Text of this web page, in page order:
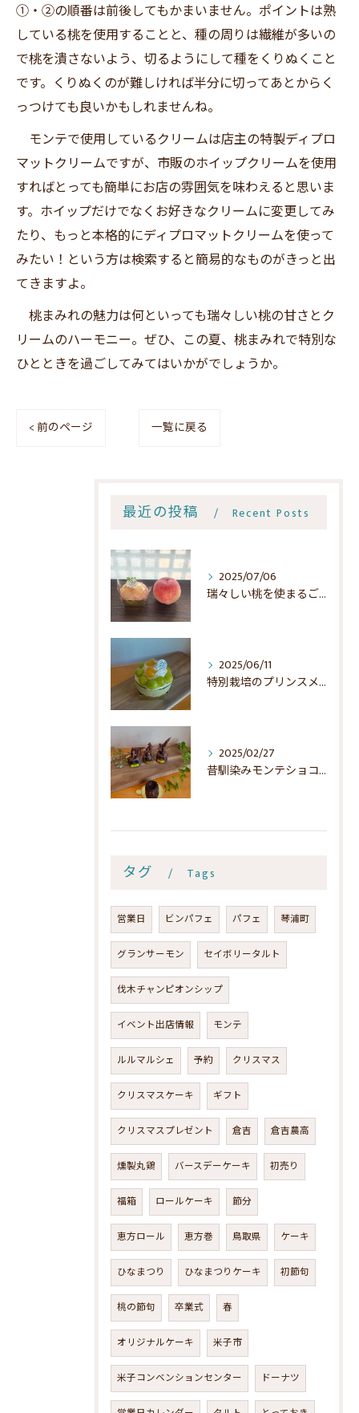
①・②の順番は前後してもかまいません。ポイントは熟
している桃を使用することと、種の周りは繊維が多いの
で桃を潰さないよう、切るようにして種をくりぬくこと
です。くりぬくのが難しければ半分に切ってあとからく
っつけても良いかもしれませんね。
モンテで使用しているクリームは店主の特製ディプロ
マットクリームですが、市販のホイップクリームを使用
すればとっても簡単にお店の雰囲気を味わえると思いま
す。ホイップだけでなくお好きなクリームに変更してみ
たり、もっと本格的にディプロマットクリームを使って
みたい！という方は検索すると簡易的なものがきっと出
てきますよ。
桃まみれの魅力は何といっても瑞々しい桃の甘さとク
リームのハーモニー。ぜひ、この夏、桃まみれで特別な
ひとときを過ごしてみてはいかがでしょうか。
< 前のページ 一覧に戻る
最近の投稿 Recent Posts
2025/07/06
瑞々しい桃を使まるごと１個使ったケーキの魅力
2025/06/11
特別栽培のプリンスメロンケーキ
2025/02/27
昔馴染みモンテショコラの魅力
タグ Tags
営業日 ビンパフェ パフェ 琴浦町
グランサーモン セイボリータルト
伐木チャンピオンシップ
イベント出店情報 モンテ
ルルマルシェ 予約 クリスマス
クリスマスケーキ ギフト
クリスマスプレゼント 倉吉 倉吉農高
燻製丸鶏 バースデーケーキ 初売り
福箱 ロールケーキ 節分
恵方ロール 恵方巻 鳥取県 ケーキ
ひなまつり ひなまつりケーキ 初節句
桃の節句 卒業式 春
オリジナルケーキ 米子市
米子コンベンションセンター ドーナツ